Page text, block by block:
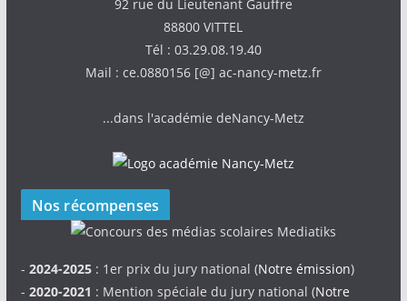
92 rue du Lieutenant Gauffre
88800 VITTEL
Tél : 03.29.08.19.40
Mail : ce.0880156 [@] ac-nancy-metz.fr
...dans l'académie deNancy-Metz
Nos récompenses
- 2024-2025: 1er prix du jury national (Notre émission)
- 2020-2021 : Mention spéciale du jury national (Notre